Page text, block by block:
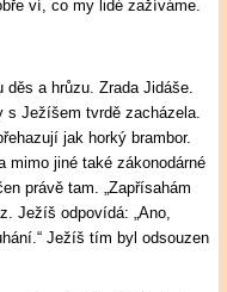
ví, co my lidé zažíváme.
a hrůzu. Zrada Jidáše.
Ježíšem tvrdě zacházela.
jak horký brambor.
mimo jiné také zákonodárné
právě tam. „Zapřísahám
Ježíš odpovídá: „Ano,
Ježíš tím byl odsouzen